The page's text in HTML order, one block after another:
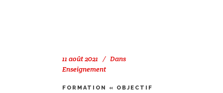
11 août 2021
Dans
Enseignement
FORMATION « OBJECTIF